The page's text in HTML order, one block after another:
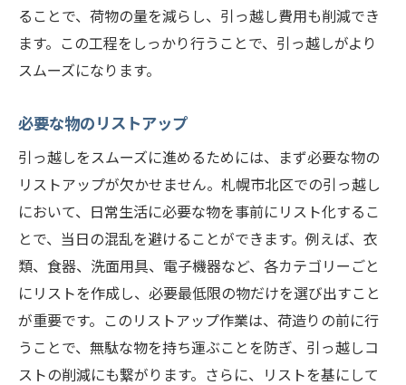
ることで、荷物の量を減らし、引っ越し費用も削減でき
ます。この工程をしっかり行うことで、引っ越しがより
スムーズになります。
必要な物のリストアップ
引っ越しをスムーズに進めるためには、まず必要な物の
リストアップが欠かせません。札幌市北区での引っ越し
において、日常生活に必要な物を事前にリスト化するこ
とで、当日の混乱を避けることができます。例えば、衣
類、食器、洗面用具、電子機器など、各カテゴリーごと
にリストを作成し、必要最低限の物だけを選び出すこと
が重要です。このリストアップ作業は、荷造りの前に行
うことで、無駄な物を持ち運ぶことを防ぎ、引っ越しコ
ストの削減にも繋がります。さらに、リストを基にして